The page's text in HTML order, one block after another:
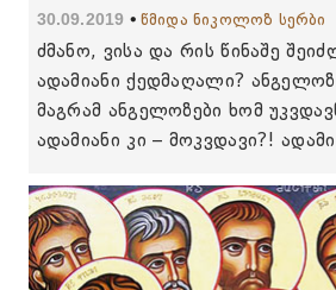
30.09.2019 წმიდა ნიკოლოზ სერბი
ძმანო, ვისა და რის წინაშე
ადამიანი ქედმაღალი?
მაგრამ ანგელოზები ხომ
ადამიანი კი – მოკვდავი?!